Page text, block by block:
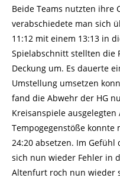
Beide Teams nutzten ihre
verabschiedete man sich
11:12 mit einem 13:13 in
Spielabschnitt stellten die
Deckung um. Es dauerte
Umstellung umsetzen
fand die Abwehr der HG
Kreisanspiele
Tempogegenstöße konnte
24:20 absetzen. Im Gefühl
sich nun wieder Fehler in
Altenfurt roch nun wieder